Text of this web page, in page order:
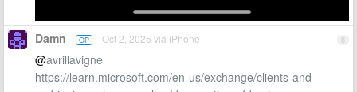
8
Damn OP Oct 2, 2025 via iPhone
@avrillavigne
https://learn.microsoft.com/en-us/exchange/clients-and-